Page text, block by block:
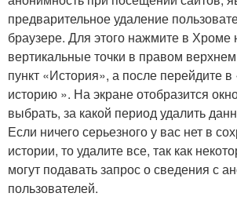
предварительное удаление
браузере. Для этого нажмите в Хроме
вертикальные точки в правом
пункт «История», а после перейдите в
историю ». На экране отобразится
выбрать, за какой период удалить
Если ничего серьезного у вас нет в
истории, то удалите все, так как
могут подавать запрос о сведения с
пользователей.